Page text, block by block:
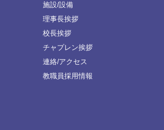
施設/設備
理事長挨拶
校長挨拶
チャプレン挨拶
連絡/アクセス
教職員採用情報